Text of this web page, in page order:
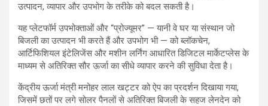
उत्पादन, व्यापार और उपभोग के तरीके को बदल सकती है।
यह प्लेटफॉर्म उपभोक्ताओं और “प्रोज्यूमर” — यानी वे घर या संस्थान जो
बिजली का उत्पादन भी करते हैं और उपभोग भी — को ब्लॉकचेन,
आर्टिफिशियल इंटेलिजेंस और मशीन लर्निंग आधारित डिजिटल मार्केटप्लेस के
माध्यम से अतिरिक्त सौर ऊर्जा का सीधे व्यापार करने की सुविधा देता है।
केंद्रीय ऊर्जा मंत्री मनोहर लाल खट्टर को ऐप का प्रदर्शन दिखाया गया,
जिसमें छतों पर लगे सोलर पैनलों से अतिरिक्त बिजली के सहज लेनदेन को